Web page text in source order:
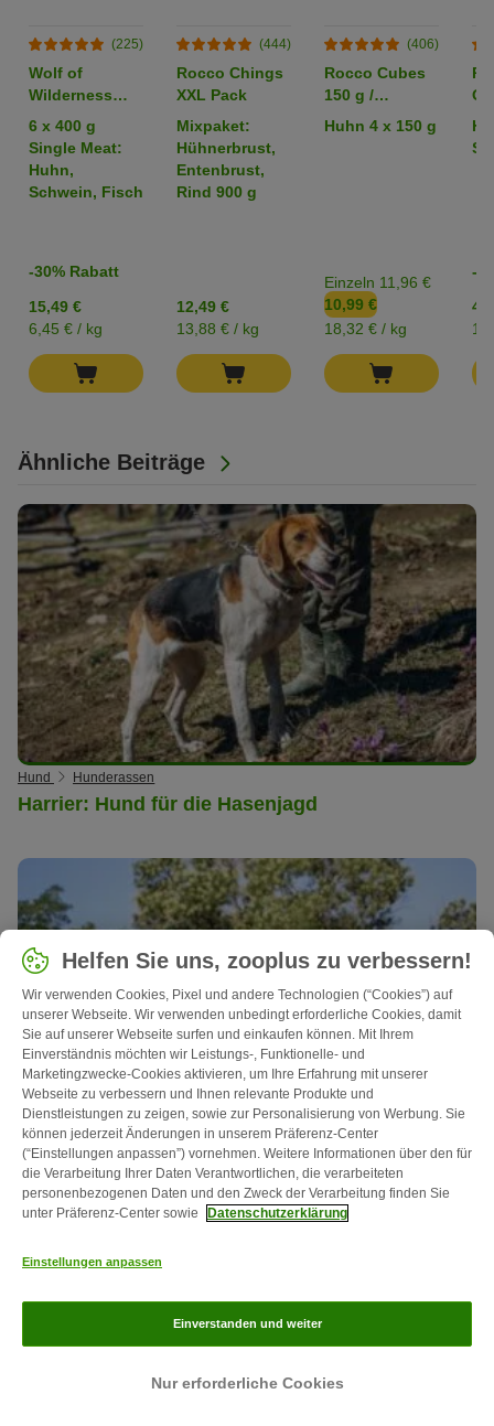
Ähnliche Beiträge
Hund Hunderassen
Harrier: Hund für die Hasenjagd
Hund Hunderassen
Epagneul Bleu de Picardie
(225)
Wolf of
Wilderness
Adult -
Mixpaket
6 x 400 g
Single Meat:
Huhn,
Schwein, Fisch
-30% Rabatt
15,49 €
6,45 € / kg
(444)
Rocco Chings
XXL Pack
Mixpaket:
Hühnerbrust,
Entenbrust,
Rind 900 g
12,49 €
13,88 € / kg
(406)
Rocco Cubes
150 g /
Sparpaket %
Huhn 4 x 150 g
Einzeln 11,96 €
10,99 €
18,32 € / kg
-
Helfen Sie uns, zooplus zu verbessern!
Wir verwenden Cookies, Pixel und andere Technologien (“Cookies”) auf
unserer Webseite. Wir verwenden unbedingt erforderliche Cookies, damit
Sie auf unserer Webseite surfen und einkaufen können. Mit Ihrem
Einverständnis möchten wir Leistungs-, Funktionelle- und
Marketingzwecke-Cookies aktivieren, um Ihre Erfahrung mit unserer
Webseite zu verbessern und Ihnen relevante Produkte und
Dienstleistungen zu zeigen, sowie zur Personalisierung von Werbung. Sie
können jederzeit Änderungen in unserem Präferenz-Center
(“Einstellungen anpassen”) vornehmen. Weitere Informationen über den für
die Verarbeitung Ihrer Daten Verantwortlichen, die verarbeiteten
personenbezogenen Daten und den Zweck der Verarbeitung finden Sie
unter Präferenz-Center sowie
Datenschutzerklärung
Einstellungen anpassen
Nur erforderliche Cookies
Einverstanden und weiter